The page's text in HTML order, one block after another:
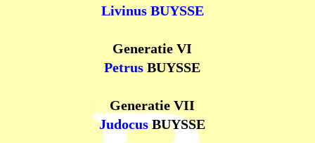
Livinus BUYSSE
Generatie VI
Petrus BUYSSE
Generatie VII
Judocus BUYSSE